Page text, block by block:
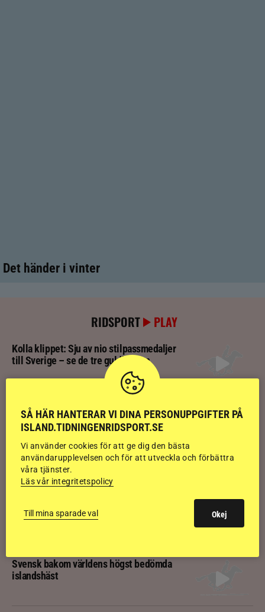
Det händer i vinter
RIDSPORT PLAY
Kolla klippet: Sju av nio stilpassmedaljer
till Sverige – se de tre guldloppen
inför finalen
Kolla klippet: Svenskägda hingsten bäst
av sexåringarna på Landsmót
Kolla klippet: Gljátoppur-dotterns
historiska bedömning
Svensk bakom världens högst bedömda
islandshäst
SÅ HÄR HANTERAR VI DINA PERSONUPPGIFTER PÅ
ISLAND.TIDNINGENRIDSPORT.SE
Vi använder cookies för att ge dig den bästa
användarupplevelsen och för att utveckla och förbättra
våra tjänster.
Läs vår integritetspolicy
Till mina sparade val Okej